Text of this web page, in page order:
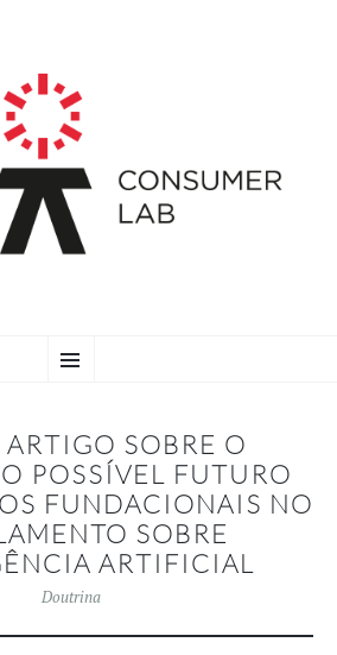
TO
SOBRE O
POSSÍVEL FUTURO
FUNDACIONAIS NO
SOBRE
ARTIFICIAL
Doutrina